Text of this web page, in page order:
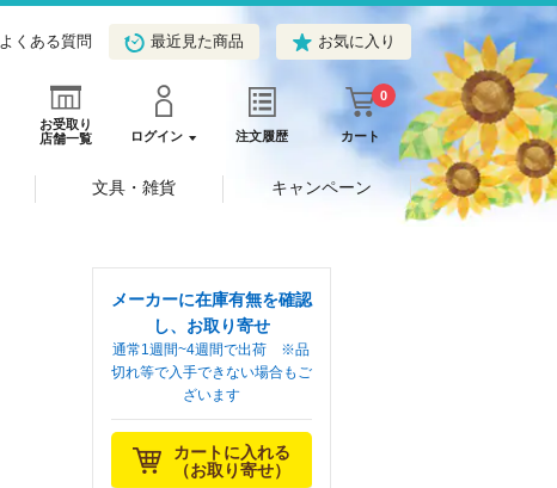
よくある質問 最近見た商品 お気に入り
お受取り
店舗一覧
ログイン 注文履歴 カート
0
文具・雑貨 キャンペーン
メーカーに在庫有無を確認
し、お取り寄せ
通常1週間~4週間で出荷 ※品
切れ等で入手できない場合もご
ざいます
カートに入れる
（お取り寄せ）